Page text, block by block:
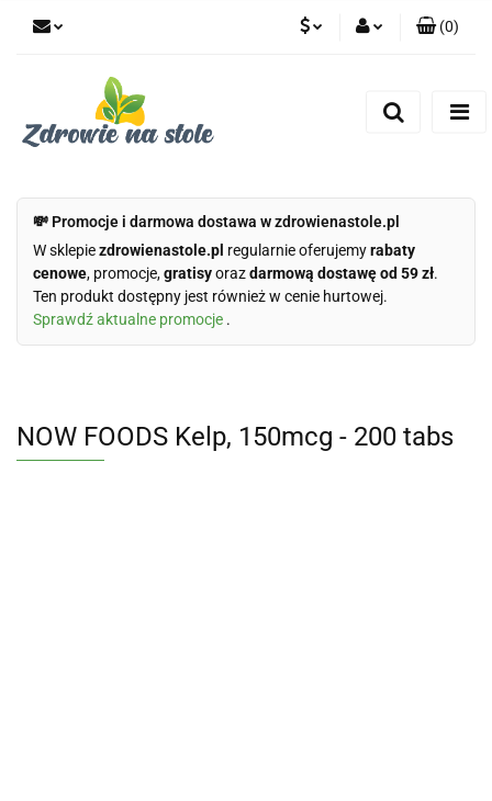
(0)
💸 Promocje i darmowa dostawa w zdrowienastole.pl
W sklepiezdrowienastole.pl regularnie oferujemyrabaty
cenowe, promocje,gratisyorazdarmową dostawę od 59 zł.
Ten produkt dostępny jest również w cenie hurtowej.
Sprawdź aktualne promocje .
NOW FOODS Kelp, 150mcg - 200 tabs